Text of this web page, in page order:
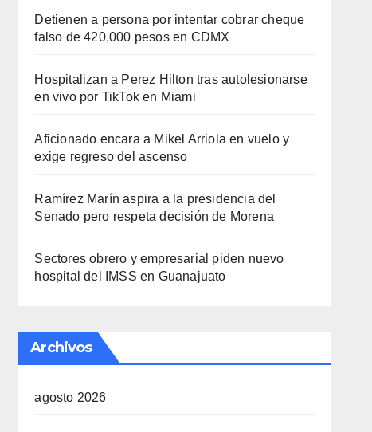
Detienen a persona por intentar cobrar cheque
falso de 420,000 pesos en CDMX
Hospitalizan a Perez Hilton tras autolesionarse
en vivo por TikTok en Miami
Aficionado encara a Mikel Arriola en vuelo y
exige regreso del ascenso
Ramírez Marín aspira a la presidencia del
Senado pero respeta decisión de Morena
Sectores obrero y empresarial piden nuevo
hospital del IMSS en Guanajuato
Archivos
agosto 2026